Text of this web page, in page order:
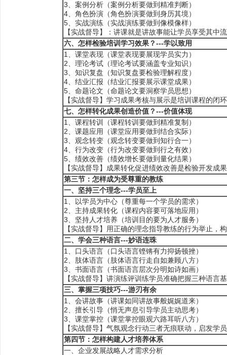
3、案例分析（案例分析要做到精准判断）
4、角色扮演（角色扮演要做到身历其境）
5、实战演练（实战演练要做到像模像样）
【实战督导】：讲课就是讲故事能让学员享受其中
六、怎样检验培训学习效果？---学以致用
1、课堂表现（课堂表现要展现学员实力）
2、理论考试（理论考试要涵盖专业知识）
3、知识复盘（知识复盘要检验理解程度）
4、结业汇报（结业汇报要展示课堂成果）
5、命题论文（命题论文要洞察学员思想）
【实战督导】学习成果考核与展示是培训课程的闭
七、怎样转化成果创造价值？---价值体现
1、课程转训（课程转训要做到精准复制）
2、课题应用（课堂应用要做到结合实际）
3、观念转变（观念转变要做到知行合一）
4、行为改变（行为改变要做到行之有效）
5、绩效改善（绩效增长要做到量化结果）
【实战督导】成果转化促进绩效改善是检验开发成
第三节：怎样成为受尊重的教练
一、 坚持三个理念---学员至上
1、以学员为中心（尊重每一个学员的需求）
2、主持成果转化（课程内容要可落地应用）
3、坚持人才培养（培训目的要为人才服务）
【实战督导】用正确的理念指导教练的行为举止，
二、 学会三种语言---妙语连珠
1、口头语言（口头语言铿锵有力抑扬顿挫）
2、肢体语言（肢体语言行走自如兼顾八方）
3、书面语言（书面语言层次分明如诗如画）
【实战督导】讲演练评训练学员准确把握三种语言
三、 掌握三项技巧---游刃有余
1、会讲故事（讲课如同讲故事般娓娓道来）
2、擅长引导（悄无声息引导学员主动思考）
3、课堂掌控（课堂掌控眼观六路耳听八方）
【实战督导】气氛观念行动三者无痕联动，启发学
第四节： 怎样构建人才培养体系
一、企业发展战略人才需求分析